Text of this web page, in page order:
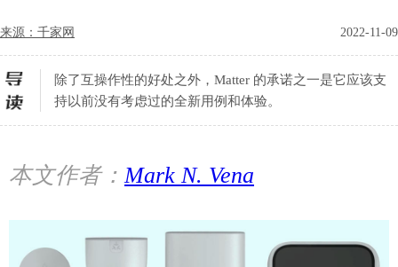
来源：千家网 2022-11-09
除了互操作性的好处之外，Matter 的承诺之一是它应该支
持以前没有考虑过的全新用例和体验。
本文作者：Mark N. Vena